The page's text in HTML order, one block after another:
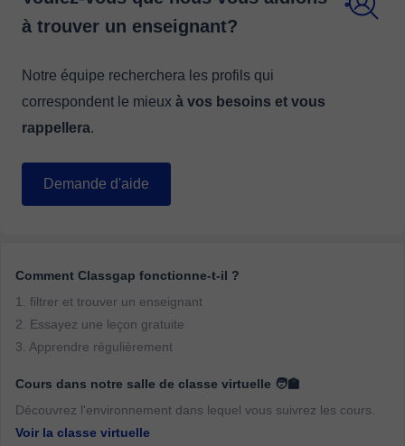
à trouver un enseignant?
Notre équipe recherchera les profils qui
correspondent le mieux à vos besoins et vous
rappellera.
Demande d'aide
Comment Classgap fonctionne-t-il ?
1. filtrer et trouver un enseignant
2. Essayez une leçon gratuite
3. Apprendre régulièrement
Cours dans notre salle de classe virtuelle 🧑‍🏫
Découvrez l'environnement dans lequel vous suivrez les cours.
Voir la classe virtuelle